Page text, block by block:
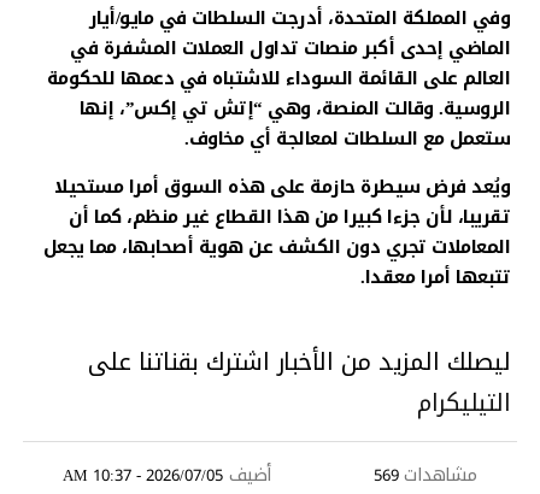
وفي المملكة المتحدة، أدرجت السلطات في مايو/أيار
الماضي إحدى أكبر منصات تداول العملات المشفرة في
العالم على القائمة السوداء للاشتباه في دعمها للحكومة
الروسية. وقالت المنصة، وهي “إتش تي إكس”، إنها
ستعمل مع السلطات لمعالجة أي مخاوف.
ويُعد فرض سيطرة حازمة على هذه السوق أمرا مستحيلا
تقريبا، لأن جزءا كبيرا من هذا القطاع غير منظم، كما أن
المعاملات تجري دون الكشف عن هوية أصحابها، مما يجعل
تتبعها أمرا معقدا.
ليصلك المزيد من الأخبار اشترك بقناتنا على
التيليكرام
مشاهدات569 أضيف 2026/07/05 - 10:37 AM